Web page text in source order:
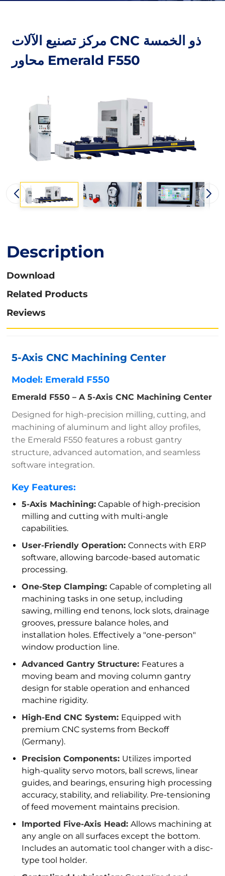
مركز تصنيع الآلات CNC ذو الخمسة
محاور Emerald F550
Description
Download
Related Products
Reviews
5-Axis CNC Machining Center
Model: Emerald F550
Emerald F550 – A 5-Axis CNC Machining Center
Designed for high-precision milling, cutting, and
machining of aluminum and light alloy profiles,
the Emerald F550 features a robust gantry
structure, advanced automation, and seamless
software integration.
Key Features:
5-Axis Machining: Capable of high-precision
milling and cutting with multi-angle
capabilities.
User-Friendly Operation:Connects with ERP
software, allowing barcode-based automatic
processing.
One-Step Clamping:Capable of completing all
machining tasks in one setup, including
sawing, milling end tenons, lock slots, drainage
grooves, pressure balance holes, and
installation holes. Effectively a "one-person"
window production line.
Advanced Gantry Structure: Features a
moving beam and moving column gantry
design for stable operation and enhanced
machine rigidity.
High-End CNC System: Equipped with
premium CNC systems from Beckoff
(Germany).
Precision Components: Utilizes imported
high-quality servo motors, ball screws, linear
guides, and bearings, ensuring high processing
accuracy, stability, and reliability. Pre-tensioning
of feed movement maintains precision.
Imported Five-Axis Head:Allows machining at
any angle on all surfaces except the bottom.
Includes an automatic tool changer with a disc-
type tool holder.